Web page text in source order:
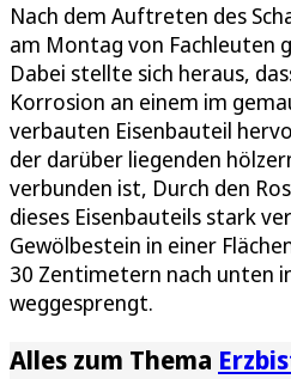
Nach dem Auftreten des
am Montag von Fachleuten
Dabei stellte sich heraus,
Korrosion an einem im
verbauten Eisenbauteil
der darüber liegenden
verbunden ist, Durch den
dieses Eisenbauteils stark
Gewölbestein in einer
30 Zentimetern nach unten
weggesprengt.
Alles zum Thema